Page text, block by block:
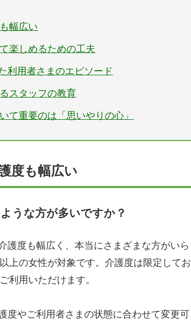
幅広い
楽しめるための工夫
利用者さまのエピソード
スタッフの教育
て重要のは「思いやりの心」
度も幅広い
うな方が多いですか？
護度も幅広く、本当にさまざまな方がいら
上の女性が対象です。介護度は限定してお
利用いただけます。
度やご利用者さまの状態に合わせて変更可